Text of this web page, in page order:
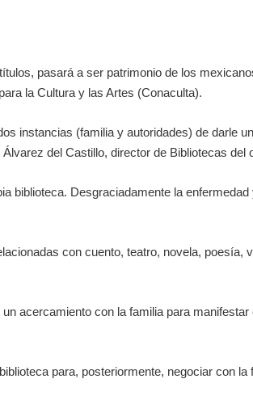
pasará a ser patrimonio de los
la Cultura y las Artes (Conaculta).
instancias (familia y autoridades) de darle
del Castillo, director de Bibliotecas del
biblioteca. Desgraciadamente la
con cuento, teatro, novela, poesía,
acercamiento con la familia para
para, posteriormente, negociar con la